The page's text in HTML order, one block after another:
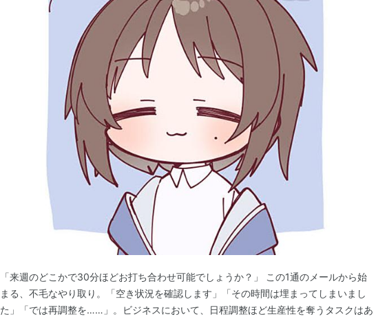
「来週のどこかで30分ほどお打ち合わせ可能でしょうか？」 この1通のメールから始
まる、不毛なやり取り。「空き状況を確認します」「その時間は埋まってしまいまし
た」「では再調整を……」。ビジネスにおいて、日程調整ほど生産性を奪うタスクはあ